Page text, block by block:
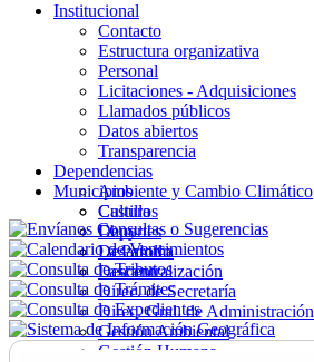
Institucional
Contacto
Estructura organizativa
Personal
Licitaciones - Adquisiciones
Llamados públicos
Datos abiertos
Transparencia
Dependencias
Ambiente y Cambio Climático
Cultura
Deportes
Desarrollo
Descentralización
Direc. de Secretaría
Direc. Gral. de Administración
Gestión Ambiental
Gestión Humana
Municipios
Castillos
Chuy
La Paloma
Lascano